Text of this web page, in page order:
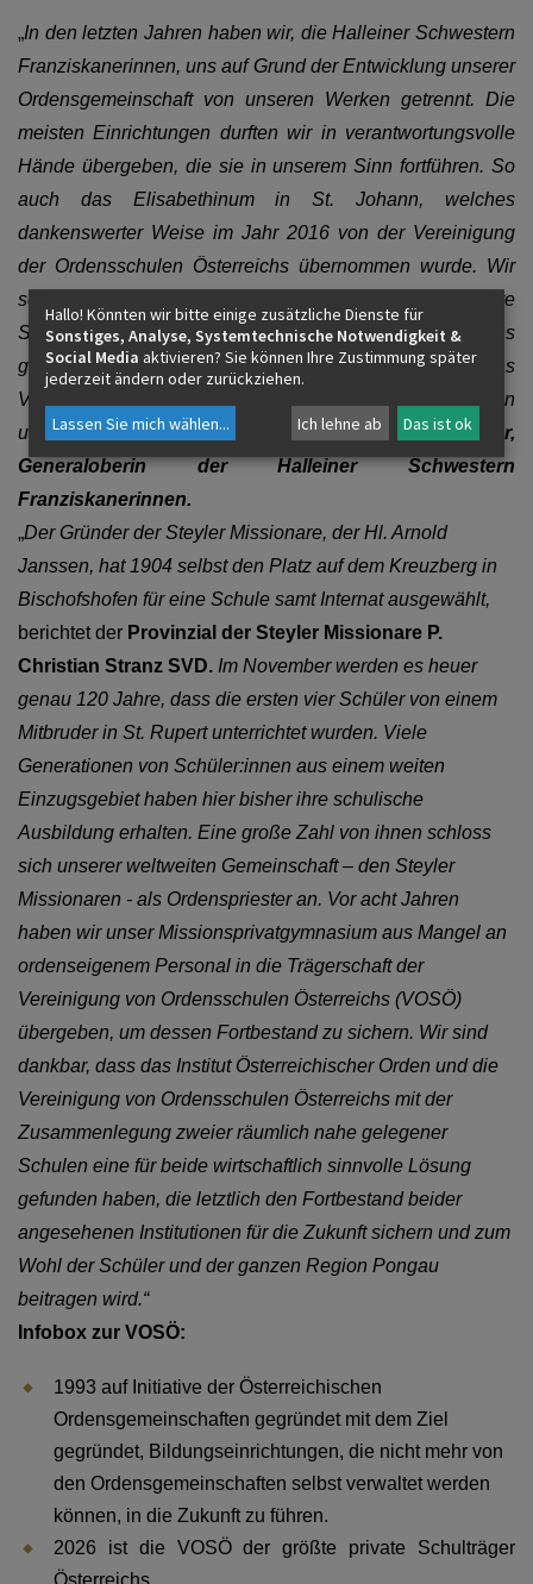
„In den letzten Jahren haben wir, die Halleiner Schwestern
Franziskanerinnen, uns auf Grund der Entwicklung unserer
Ordensgemeinschaft von unseren Werken getrennt. Die
meisten Einrichtungen durften wir in verantwortungsvolle
Hände übergeben, die sie in unserem Sinn fortführen. So
auch das Elisabethinum in St. Johann, welches
dankenswerter Weise im Jahr 2016 von der Vereinigung
der Ordensschulen Österreichs übernommen wurde. Wir
schätzen es sehr, dass die Vereinigung jetzt weitere
Schritte setzt, um den Fortbestand der von uns
gegründeten Schule zu sichern. Wir begleiten das
Vorhaben mit unserem Gebet und wünschen Gottes Segen
und gutes Gelingen,“ erklärt
Sr. Benedicta Lienbacher,
Generaloberin der Halleiner Schwestern
Franziskanerinnen.
„Der Gründer der Steyler Missionare, der Hl. Arnold
Janssen, hat 1904 selbst den Platz auf dem Kreuzberg in
Bischofshofen für eine Schule samt Internat ausgewählt,
berichtet der Provinzial der Steyler Missionare P.
Christian Stranz SVD. Im November werden es heuer
genau 120 Jahre, dass die ersten vier Schüler von einem
Mitbruder in St. Rupert unterrichtet wurden. Viele
Generationen von Schüler:innen aus einem weiten
Einzugsgebiet haben hier bisher ihre schulische
Ausbildung erhalten. Eine große Zahl von ihnen schloss
sich unserer weltweiten Gemeinschaft – den Steyler
Missionaren - als Ordenspriester an. Vor acht Jahren
haben wir unser Missionsprivatgymnasium aus Mangel an
ordenseigenem Personal in die Trägerschaft der
Vereinigung von Ordensschulen Österreichs (VOSÖ)
übergeben, um dessen Fortbestand zu sichern. Wir sind
dankbar, dass das Institut Österreichischer Orden und die
Vereinigung von Ordensschulen Österreichs mit der
Zusammenlegung zweier räumlich nahe gelegener
Schulen eine für beide wirtschaftlich sinnvolle Lösung
gefunden haben, die letztlich den Fortbestand beider
angesehenen Institutionen für die Zukunft sichern und zum
Wohl der Schüler und der ganzen Region Pongau
beitragen wird.“
Infobox zur VOSÖ:
1993 auf Initiative der Österreichischen
Ordensgemeinschaften gegründet mit dem Ziel
gegründet, Bildungseinrichtungen, die nicht mehr von
den Ordensgemeinschaften selbst verwaltet werden
können, in die Zukunft zu führen.
2026 ist die VOSÖ der größte private Schulträger
Österreichs.
Hallo! Könnten wir bitte einige zusätzliche Dienste für
Sonstiges, Analyse, Systemtechnische Notwendigkeit &
Social Media aktivieren? Sie können Ihre Zustimmung später
jederzeit ändern oder zurückziehen.
Lassen Sie mich wählen... Ich lehne ab Das ist ok